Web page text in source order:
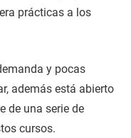
prácticas a los
y pocas
además está abierto
de una serie de
cursos.